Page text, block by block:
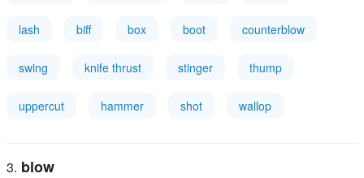
lash biff box boot counterblow
swing knife thrust stinger thump
uppercut hammer shot wallop
blow